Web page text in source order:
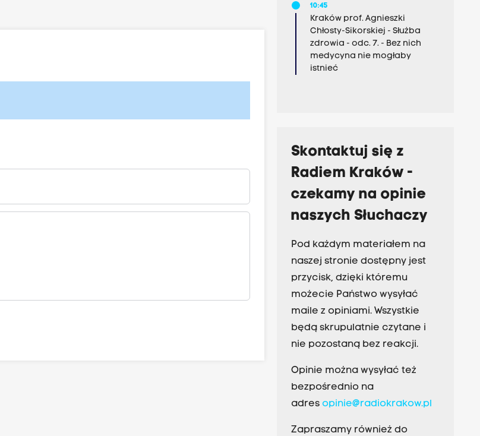
10:45
Kraków prof. Agnieszki
Chłosty-Sikorskiej - Służba
zdrowia - odc. 7. - Bez nich
medycyna nie mogłaby
istnieć
Skontaktuj się z
Radiem Kraków -
czekamy na opinie
naszych Słuchaczy
Pod każdym materiałem na
naszej stronie dostępny jest
przycisk, dzięki któremu
możecie Państwo wysyłać
maile z opiniami. Wszystkie
będą skrupulatnie czytane i
nie pozostaną bez reakcji.
Opinie można wysyłać też
bezpośrednio na
adres opinie@radiokrakow.pl
Zapraszamy również do